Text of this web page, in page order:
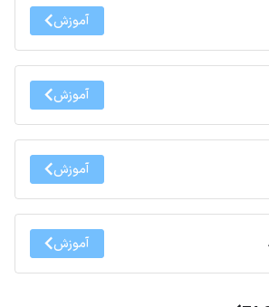
آموزش
آموزش
آموزش
آموزش